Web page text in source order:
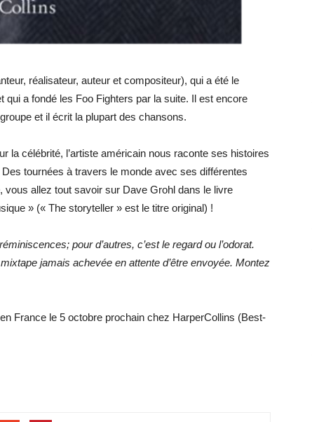
réalisateur, auteur et compositeur), qui a été le
a fondé les Foo Fighters par la suite. Il est encore
et il écrit la plupart des chansons.
la célébrité, l’artiste américain nous raconte ses histoires
tournées à travers le monde avec ses différentes
allez tout savoir sur Dave Grohl dans le livre
» (« The storyteller » est le titre original) !
pour d’autres, c’est le regard ou l’odorat.
jamais achevée en attente d’être envoyée. Montez
France le 5 octobre prochain chez HarperCollins (Best-